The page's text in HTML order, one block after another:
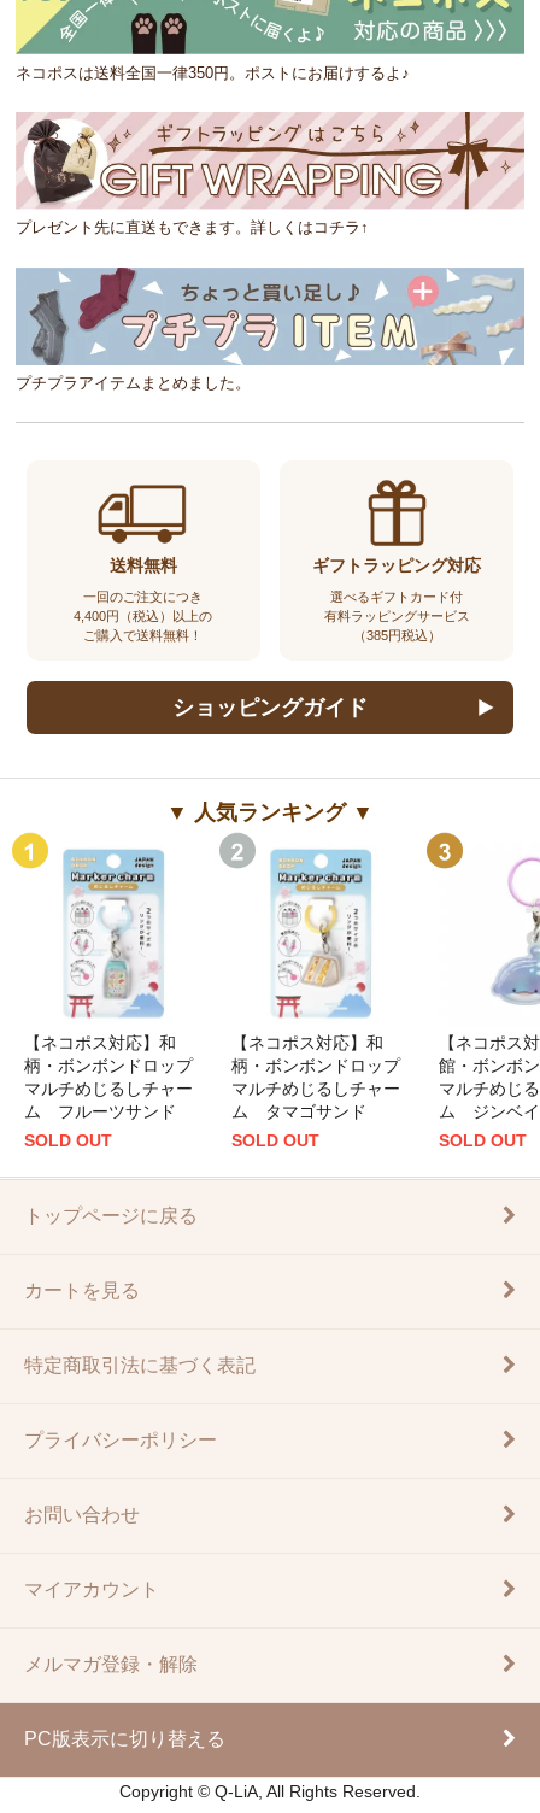
ネコポスは送料全国一律350円。ポストにお届けするよ♪
プレゼント先に直送もできます。詳しくはコチラ↑
プチプラアイテムまとめました。
送料無料
一回のご注文につき
4,400円（税込）以上の
ご購入で送料無料！
ギフトラッピング対応
選べるギフトカード付
有料ラッピングサービス
（385円税込）
ショッピングガイド
▼ 人気ランキング ▼
【ネコポス対応】和
柄・ボンボンドロップ
マルチめじるしチャー
ム フルーツサンド
SOLD OUT
【ネコポス対応】和
柄・ボンボンドロップ
マルチめじるしチャー
ム タマゴサンド
SOLD OUT
【ネコポス
館・ボンボ
マルチめじ
ム ジンベ
SOLD OUT
トップページに戻る
カートを見る
特定商取引法に基づく表記
プライバシーポリシー
お問い合わせ
マイアカウント
メルマガ登録・解除
PC版表示に切り替える
Copyright © Q-LiA, All Rights Reserved.